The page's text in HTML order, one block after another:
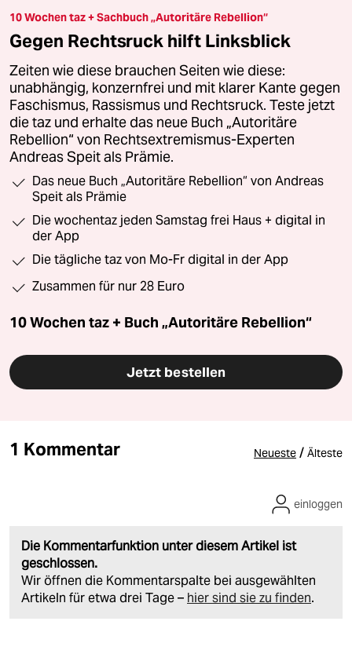
10 Wochen taz + Sachbuch „Autoritäre Rebellion“
Gegen Rechtsruck hilft Linksblick
Zeiten wie diese brauchen Seiten wie diese:
unabhängig, konzernfrei und mit klarer Kante gegen
Faschismus, Rassismus und Rechtsruck. Teste jetzt
die taz und erhalte das neue Buch „Autoritäre
Rebellion“ von Rechtsextremismus-Experten
Andreas Speit als Prämie.
Das neue Buch „Autoritäre Rebellion“ von Andreas
Speit als Prämie
Die wochentaz jeden Samstag frei Haus + digital in
der App
Die tägliche taz von Mo-Fr digital in der App
Zusammen für nur 28 Euro
10 Wochen taz + Buch „Autoritäre Rebellion“
Jetzt bestellen
1 Kommentar Neueste / Älteste
Die Kommentarfunktion unter diesem Artikel ist
geschlossen.
Wir öffnen die Kommentarspalte bei ausgewählten
Artikeln für etwa drei Tage – hier sind sie zu finden.
einloggen